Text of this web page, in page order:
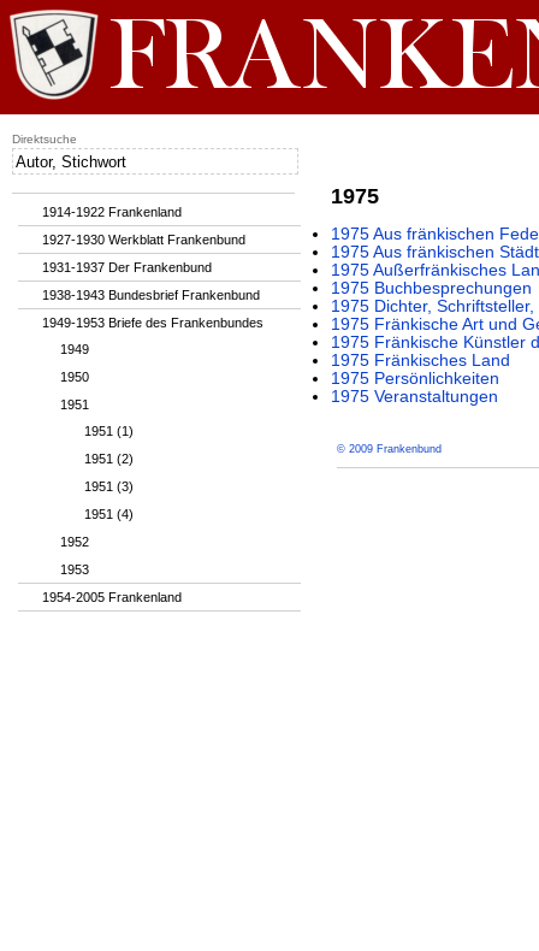
1975
1975 Aus fränkischen
1975 Aus fränkischen
1975 Außerfränkisches
1975 Buchbesprechungen
1975 Dichter,
1975 Fränkische Art und
1975 Fränkische Künstler
1975 Fränkisches Land
1975 Persönlichkeiten
1975 Veranstaltungen
© 2009 Frankenbund
1914-1922 Frankenland
1927-1930 Werkblatt Frankenbund
1931-1937 Der Frankenbund
1938-1943 Bundesbrief Frankenbund
1949-1953 Briefe des Frankenbundes
1949
1950
1951
1951 (1)
1951 (2)
1951 (3)
1951 (4)
1952
1953
1954-2005 Frankenland
Direktsuche